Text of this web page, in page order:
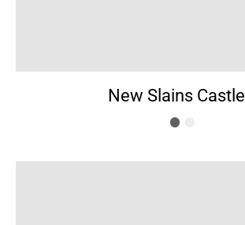
New Slains Castle